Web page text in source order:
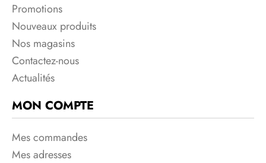
Promotions
Nouveaux produits
Nos magasins
Contactez-nous
Actualités
MON COMPTE
Mes commandes
Mes adresses